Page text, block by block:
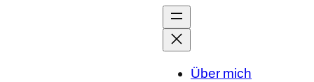
Über mich